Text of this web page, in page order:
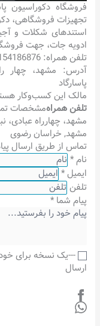
فروشگاه دکوراسیون
تجهیزات فروشگاهی،
استندهای شکلات و
ادویه جات، جهت
تلفن همراه: 09154186876
پاسارگاد
مالک این کسب‌وکار
تلفن همراهمشخصات
مشهد، چهارراه عبادی، نبش کاشانی 59،
مشهد, خراسان رضوی
تماس از طریق ارسال
نام*
ایمیل*
تلفن
پیام شما*
---یک نسخه برای
ارسال